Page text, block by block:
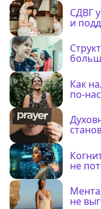
СДВГ
и
Как
по-
не
не